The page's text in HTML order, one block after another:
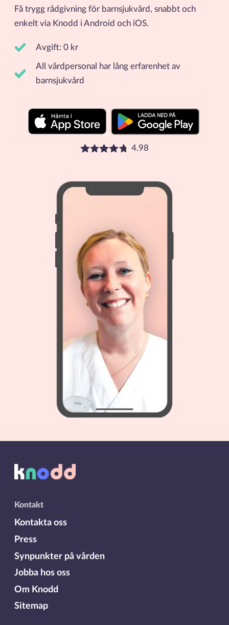
Få trygg rådgivning för barnsjukvård, snabbt och
enkelt via Knodd i Android och iOS.
Avgift: 0 kr
All vårdpersonal har lång erfarenhet av
barnsjukvård
Betyg: 4.98 stjärnor 4.98
Kontakt
Kontakta oss
Press
Synpunkter på vården
Jobba hos oss
Om Knodd
Sitemap